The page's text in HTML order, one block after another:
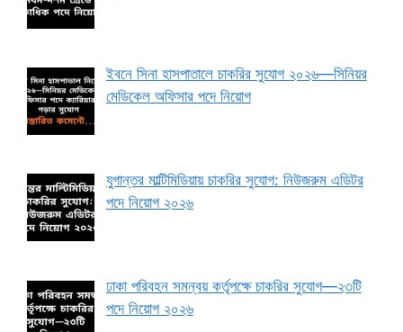
ইবনে সিনা হাসপাতালে চাকরির সুযোগ ২০২৬—সিনিয়র
মেডিকেল অফিসার পদে নিয়োগ
যুগান্তর মাল্টিমিডিয়ায় চাকরির সুযোগ: নিউজরুম এডিটর
পদে নিয়োগ ২০২৬
ঢাকা পরিবহন সমন্বয় কর্তৃপক্ষে চাকরির সুযোগ—২৩টি
পদে নিয়োগ ২০২৬